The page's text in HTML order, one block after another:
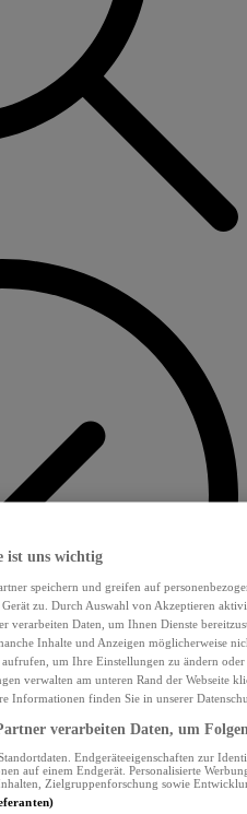
ist uns wichtig
speichern und greifen auf
zu. Durch Auswahl von Akzeptieren
verarbeiten Daten, um Ihnen Dienste
Inhalte und Anzeigen möglicherweise
um Ihre Einstellungen zu ändern
verwalten am unteren Rand der Webseite
Informationen finden Sie in unserer
verarbeiten Daten, um
Endgeräteeigenschaften zur
auf einem Endgerät. Personalisierte
Zielgruppenforschung sowie